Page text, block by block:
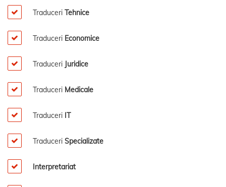
Traduceri Tehnice
Traduceri Economice
Traduceri Juridice
Traduceri Medicale
Traduceri IT
Traduceri Specializate
Interpretariat